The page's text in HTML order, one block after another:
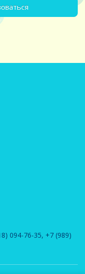
094-76-35, +7 (989)